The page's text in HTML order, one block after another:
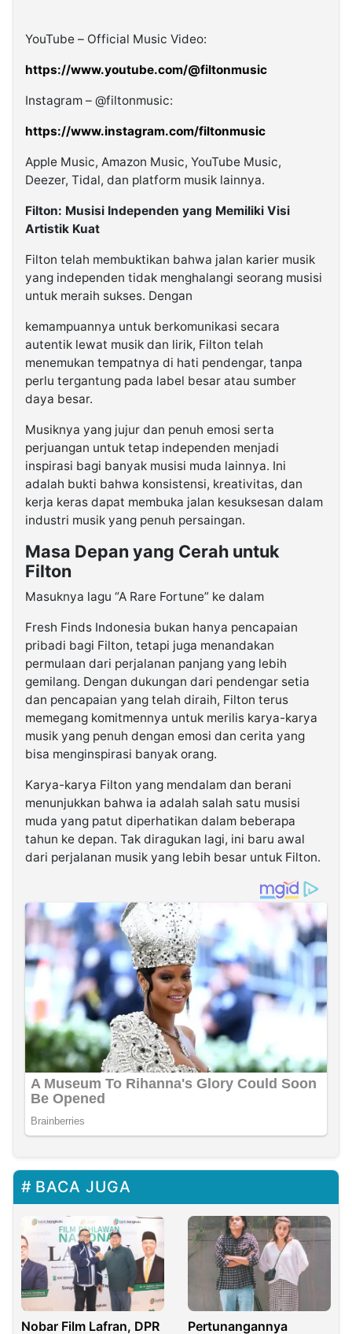
YouTube – Official Music Video:
https://www.youtube.com/@filtonmusic
Instagram – @filtonmusic:
https://www.instagram.com/filtonmusic
Apple Music, Amazon Music, YouTube Music,
Deezer, Tidal, dan platform musik lainnya.
Filton: Musisi Independen yang Memiliki Visi
Artistik Kuat
Filton telah membuktikan bahwa jalan karier musik
yang independen tidak menghalangi seorang musisi
untuk meraih sukses. Dengan
kemampuannya untuk berkomunikasi secara
autentik lewat musik dan lirik, Filton telah
menemukan tempatnya di hati pendengar, tanpa
perlu tergantung pada label besar atau sumber
daya besar.
Musiknya yang jujur dan penuh emosi serta
perjuangan untuk tetap independen menjadi
inspirasi bagi banyak musisi muda lainnya. Ini
adalah bukti bahwa konsistensi, kreativitas, dan
kerja keras dapat membuka jalan kesuksesan dalam
industri musik yang penuh persaingan.
Masa Depan yang Cerah untuk
Filton
Masuknya lagu “A Rare Fortune” ke dalam
Fresh Finds Indonesia bukan hanya pencapaian
pribadi bagi Filton, tetapi juga menandakan
permulaan dari perjalanan panjang yang lebih
gemilang. Dengan dukungan dari pendengar setia
dan pencapaian yang telah diraih, Filton terus
memegang komitmennya untuk merilis karya-karya
musik yang penuh dengan emosi dan cerita yang
bisa menginspirasi banyak orang.
Karya-karya Filton yang mendalam dan berani
menunjukkan bahwa ia adalah salah satu musisi
muda yang patut diperhatikan dalam beberapa
tahun ke depan. Tak diragukan lagi, ini baru awal
dari perjalanan musik yang lebih besar untuk Filton.
BACA JUGA
Nobar Film Lafran, DPR
Pertunangannya